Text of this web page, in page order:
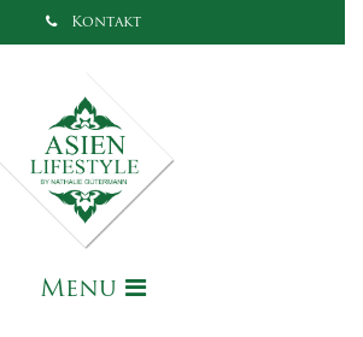
Kontakt
Menu